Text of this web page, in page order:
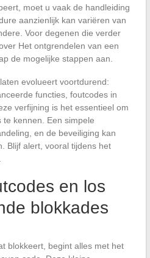
moet u vaak de handleiding
aanzienlijk kan variëren van
Voor degenen die verder
Het ontgrendelen van een
de mogelijke stappen aan.
evolueert voortdurend:
functies, foutcodes in
verfijning is het essentieel om
kennen. Een simpele
en de beveiliging kan
Blijf alert, vooral tijdens het
en los
blokkades
blokkeert, begint alles met het